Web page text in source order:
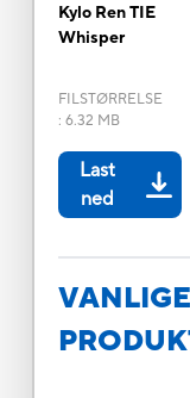
Kylo Ren TIE
Whisper
FILSTØRRELSE
: 6.32 MB
Last
ned